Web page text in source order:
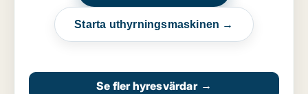
Starta uthyrningsmaskinen →
Se fler hyresvärdar →